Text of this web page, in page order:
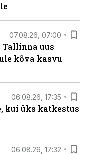
07.08.26, 07:00
Tallinna uus
kõva kasvu
06.08.26, 17:35
kui üks katkestus
06.08.26, 17:32